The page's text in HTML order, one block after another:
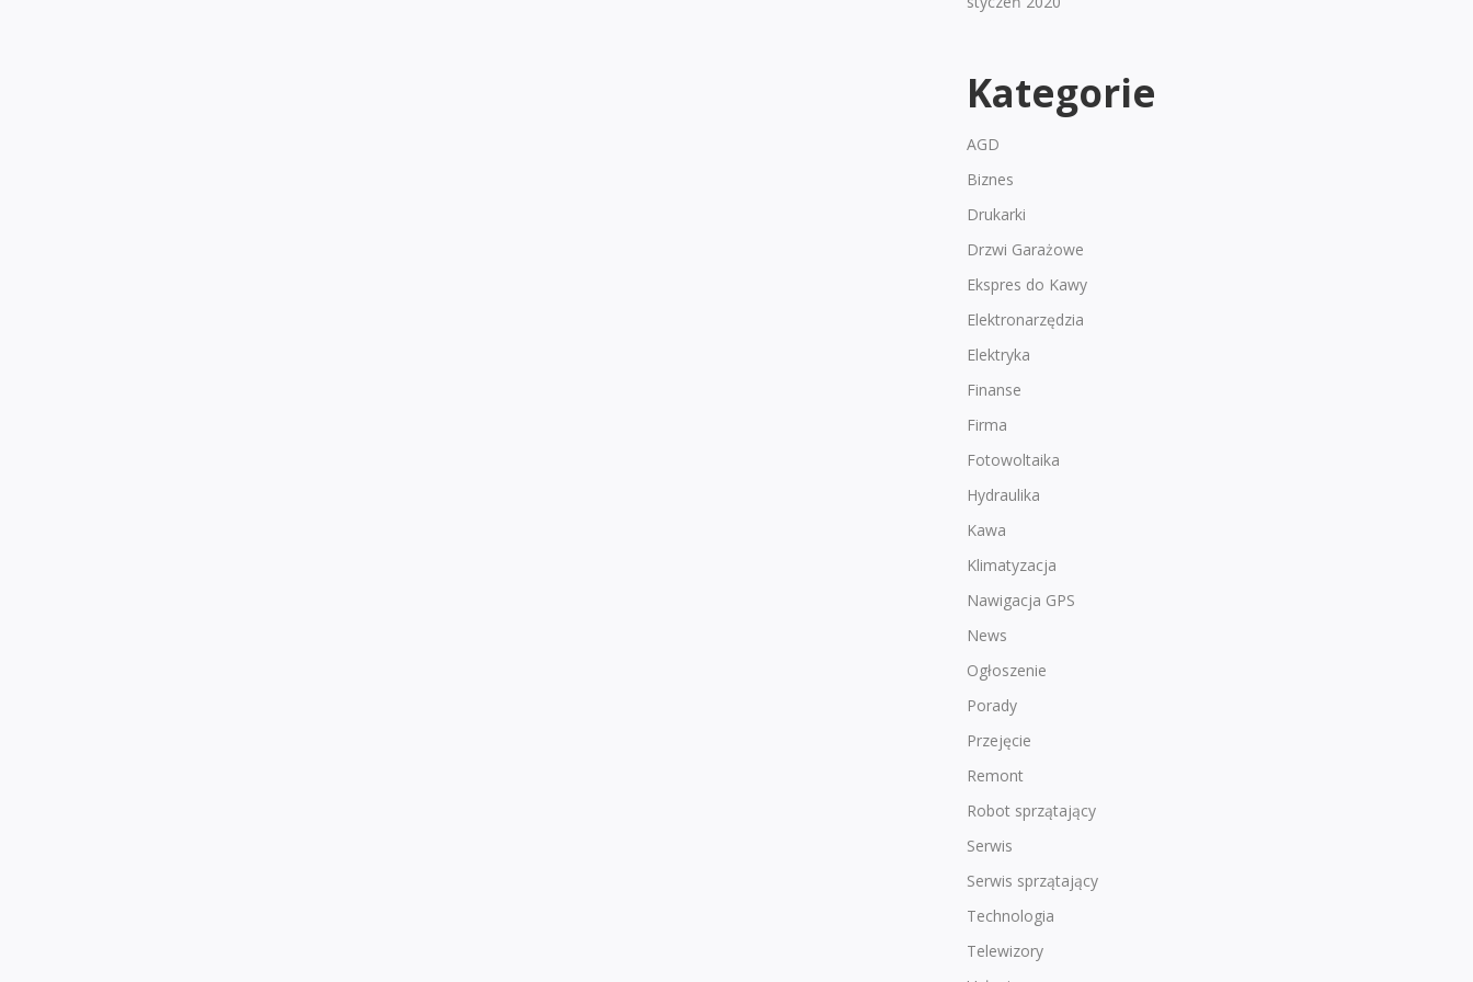
Kategorie
AGD
Biznes
Drukarki
Drzwi Garażowe
Ekspres do Kawy
Elektronarzędzia
Elektryka
Finanse
Firma
Fotowoltaika
Hydraulika
Kawa
Klimatyzacja
Nawigacja GPS
News
Ogłoszenie
Porady
Przejęcie
Remont
Robot sprzątający
Serwis
Serwis sprzątający
Technologia
Telewizory